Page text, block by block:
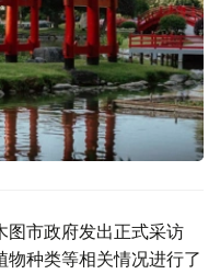
图市政府发出正式采访
种类等相关情况进行了